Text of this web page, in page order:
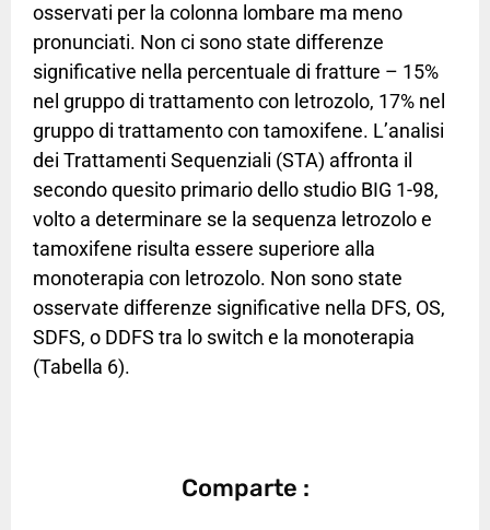
osservati per la colonna lombare ma meno
pronunciati. Non ci sono state differenze
significative nella percentuale di fratture – 15%
nel gruppo di trattamento con letrozolo, 17% nel
gruppo di trattamento con tamoxifene. L’analisi
dei Trattamenti Sequenziali (STA) affronta il
secondo quesito primario dello studio BIG 1-98,
volto a determinare se la sequenza letrozolo e
tamoxifene risulta essere superiore alla
monoterapia con letrozolo. Non sono state
osservate differenze significative nella DFS, OS,
SDFS, o DDFS tra lo switch e la monoterapia
(Tabella 6).
Comparte :